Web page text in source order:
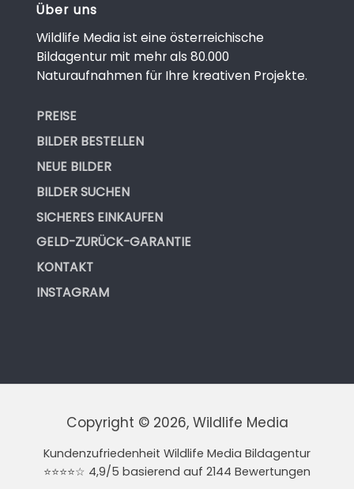
Über uns
Wildlife Media ist eine österreichische
Bildagentur mit mehr als 80.000
Naturaufnahmen für Ihre kreativen Projekte.
PREISE
BILDER BESTELLEN
NEUE BILDER
BILDER SUCHEN
SICHERES EINKAUFEN
GELD-ZURÜCK-GARANTIE
KONTAKT
INSTAGRAM
Copyright © 2026, Wildlife Media
Kundenzufriedenheit Wildlife Media Bildagentur
⭐⭐⭐⭐☆ 4,9/5 basierend auf 2144 Bewertungen